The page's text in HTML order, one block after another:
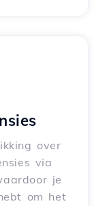
over
via
je
om het